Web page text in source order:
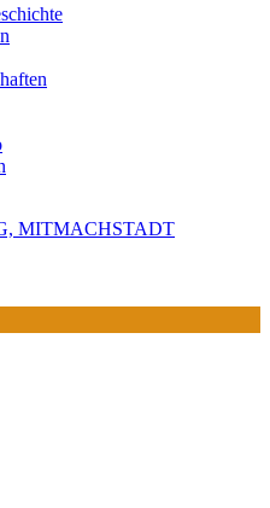
MITMACHSTADT